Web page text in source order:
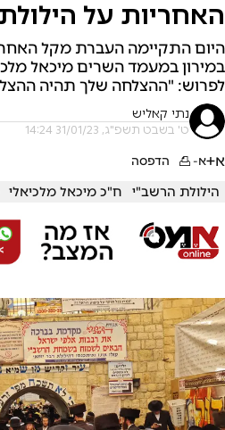
האחריות על
היום התקיימה העברת מקל
במירון במעמד השרים מיכאל
לפרוש: "ההצלחה שלך תהיה
נתי קאליש
ט' בשבט תשפ"ג, 31/01/23 14:24
א+א- הדפסה
הילולת הרשב"י ח"כ מיכאל מלכיאלי